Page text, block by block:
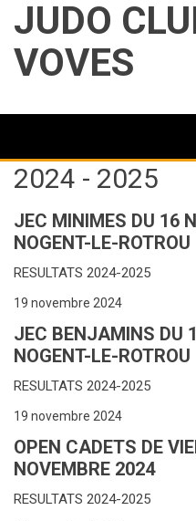
JUDO
VOVES
2024 - 2025
JEC MINIMES DU 16
NOGENT-LE-ROTROU
RESULTATS 2024-2025
19 novembre 2024
JEC BENJAMINS DU
NOGENT-LE-ROTROU
RESULTATS 2024-2025
19 novembre 2024
OPEN CADETS DE
NOVEMBRE 2024
RESULTATS 2024-2025